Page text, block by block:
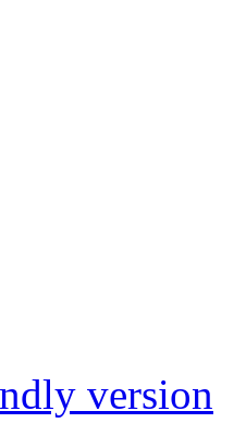
version